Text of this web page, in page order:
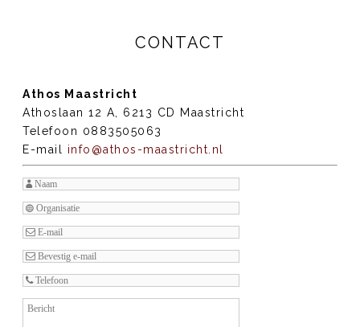
CONTACT
Athos Maastricht
Athoslaan 12 A, 6213 CD Maastricht
Telefoon 0883505063
E-mail info@athos-maastricht.nl